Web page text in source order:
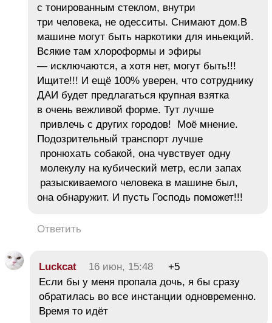
с тонированным стеклом, внутри
три человека, не одесситы. Снимают дом.В
машине могут быть наркотики для иньекций.
Всякие там хлороформы и эфиры
— исключаются, а хотя нет, могут быть!!!
Ищите!!! И ещё 100% уверен, что сотруднику
ДАИ будет предлагаться крупная взятка
в очень вежливой форме. Тут лучше
привлечь с других городов! Моё мнение.
Подозрительный транспорт лучше
пронюхать собакой, она чувствует одну
молекулу на кубический метр, если запах
разыскиваемого человека в машине был,
она обнаружит. И пусть Господь поможет!!!
Ответить
Luckcat 16 июн, 15:48
+5
Если бы у меня пропала дочь, я бы сразу
обратилась во все инстанции одновременно.
Время то идёт